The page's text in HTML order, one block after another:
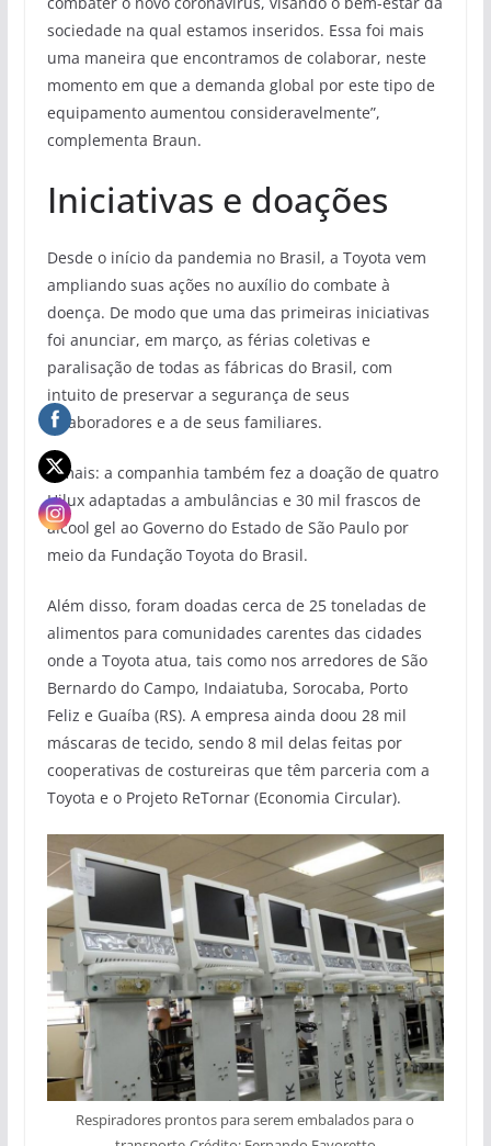
sociedade na qual estamos inseridos. Essa foi mais
uma maneira que encontramos de colaborar, neste
momento em que a demanda global por este tipo de
equipamento aumentou consideravelmente”,
complementa Braun.
Iniciativas e doações
Desde o início da pandemia no Brasil, a Toyota vem
ampliando suas ações no auxílio do combate à
doença. De modo que uma das primeiras iniciativas
foi anunciar, em março, as férias coletivas e
paralisação de todas as fábricas do Brasil, com
intuito de preservar a segurança de seus
colaboradores e a de seus familiares.
E mais: a companhia também fez a doação de quatro
Hilux adaptadas a ambulâncias e 30 mil frascos de
álcool gel ao Governo do Estado de São Paulo por
meio da Fundação Toyota do Brasil.
Além disso, foram doadas cerca de 25 toneladas de
alimentos para comunidades carentes das cidades
onde a Toyota atua, tais como nos arredores de São
Bernardo do Campo, Indaiatuba, Sorocaba, Porto
Feliz e Guaíba (RS). A empresa ainda doou 28 mil
máscaras de tecido, sendo 8 mil delas feitas por
cooperativas de costureiras que têm parceria com a
Toyota e o Projeto ReTornar (Economia Circular).
Respiradores prontos para serem embalados para o